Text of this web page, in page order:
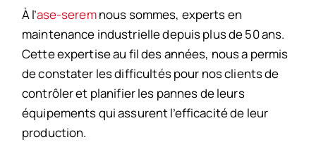
À l’ase-seremnous sommes, experts en
maintenance industrielle depuis plus de 50 ans.
Cette expertise au fil des années, nous a permis
de constater les difficultés pour nos clients de
contrôler et planifier les pannes de leurs
équipements qui assurent l’efficacité de leur
production.